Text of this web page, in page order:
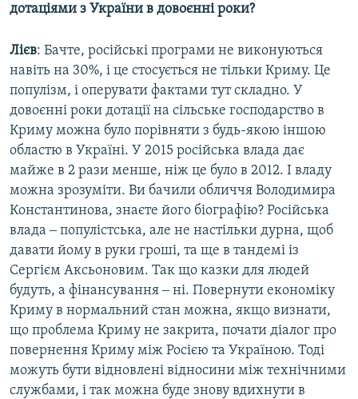
дотаціями з України в довоєнні роки?
Лієв: Бачте, російські програми не виконуються
навіть на 30%, і це стосується не тільки Криму. Це
популізм, і оперувати фактами тут складно. У
довоєнні роки дотації на сільське господарство в
Криму можна було порівняти з будь-якою іншою
областю в Україні. У 2015 російська влада дає
майже в 2 рази менше, ніж це було в 2012. І владу
можна зрозуміти. Ви бачили обличчя Володимира
Константинова, знаєте його біографію? Російська
влада ‒ популістська, але не настільки дурна, щоб
давати йому в руки гроші, та ще в тандемі із
Сергієм Аксьоновим. Так що казки для людей
будуть, а фінансування ‒ ні. Повернути економіку
Криму в нормальний стан можна, якщо визнати,
що проблема Криму не закрита, почати діалог про
повернення Криму між Росією та Україною. Тоді
можуть бути відновлені відносини між технічними
службами, і так можна буде знову вдихнути в